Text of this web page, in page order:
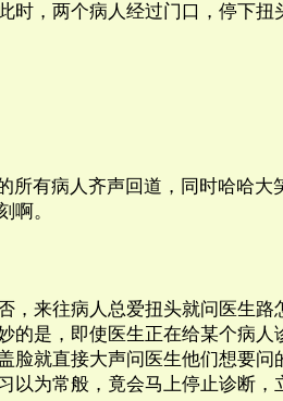
时，两个病人经过门口，停下扭
有病人齐声回道，同时哈哈大
啊。
，来往病人总爱扭头就问医生路
的是，即使医生正在给某个病人
脸就直接大声问医生他们想要问
以为常般，竟会马上停止诊断，